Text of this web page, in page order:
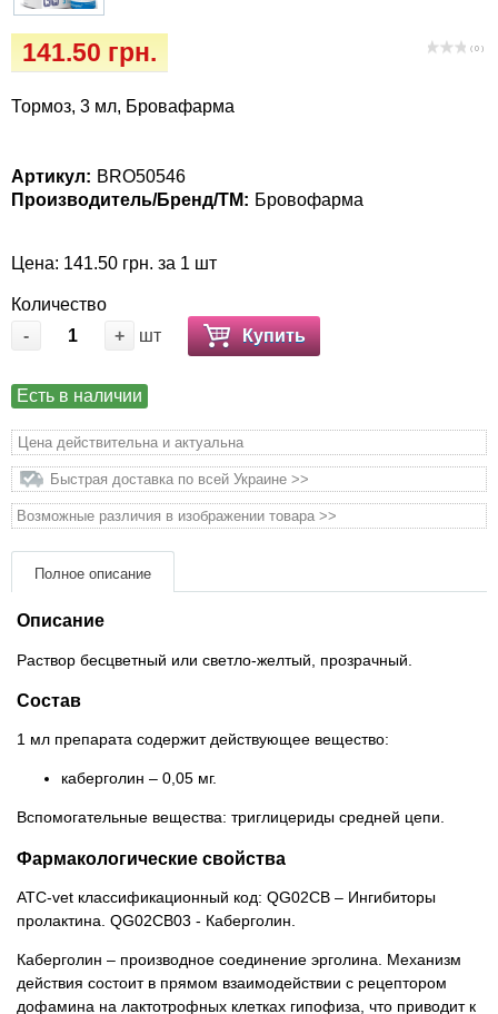
( 0 )
141.50 грн.
Тормоз, 3 мл, Бровафарма
Артикул: BRO50546
Производитель/Бренд/ТМ: Бровофарма
Цена: 141.50 грн. за 1 шт
Количество
-
+ шт Купить
Есть в наличии
Цена действительна и актуальна
Быстрая доставка по всей Украине >>
Возможные различия в изображении товара >>
Полное описание
Описание
Раствор бесцветный или светло-желтый, прозрачный.
Состав
1 мл препарата содержит действующее вещество:
каберголин – 0,05 мг.
Вспомогательные вещества: триглицериды средней цепи.
Фармакологические свойства
АТС-vet классификационный код: QG02СВ – Ингибиторы
пролактина. QG02СВ03 - Каберголин.
Каберголин – производное соединение эрголина. Механизм
действия состоит в прямом взаимодействии с рецептором
дофамина на лактотрофных клетках гипофиза, что приводит к
Ласощі та корма
Vet Diet Canine Wet - ветеринарные диеты
для собак
Лежаки, будиночки, охолоджуючи
Миски, автогодівниці, поілки
Одяг та взуття
Переноски, сумки, клітки
матеріали
Подарункові сертифікати
Товари для голубів
Товари для гризунів
Товары для лошадей
Хозряд - хозтовары оптом
Популярные зоотовары
Архив / Снято с производства